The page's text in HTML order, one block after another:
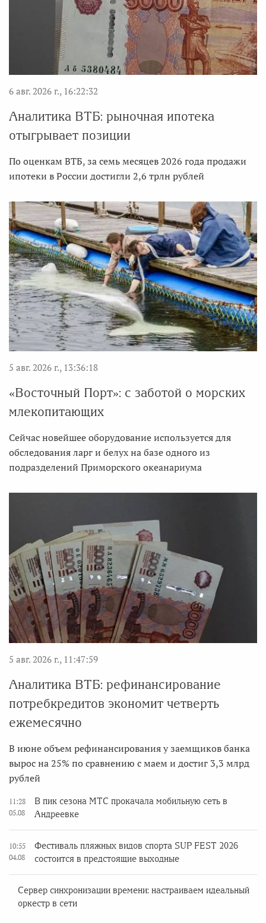
6 авг. 2026 г., 16:22:32
Аналитика ВТБ: рыночная ипотека
отыгрывает позиции
По оценкам ВТБ, за семь месяцев 2026 года продажи
ипотеки в России достигли 2,6 трлн рублей
5 авг. 2026 г., 13:36:18
«Восточный Порт»: с заботой о морских
млекопитающих
Сейчас новейшее оборудование используется для
обследования ларг и белух на базе одного из
подразделений Приморского океанариума
5 авг. 2026 г., 11:47:59
Аналитика ВТБ: рефинансирование
потребкредитов экономит четверть
ежемесячно
В июне объем рефинансирования у заемщиков банка
вырос на 25% по сравнению с маем и достиг 3,3 млрд
рублей
11:28
05.08
В пик сезона МТС прокачала мобильную сеть в
Андреевке
10:55
04.08
Фестиваль пляжных видов спорта SUP FEST 2026
состоится в предстоящие выходные
Сервер синхронизации времени: настраиваем идеальный
оркестр в сети